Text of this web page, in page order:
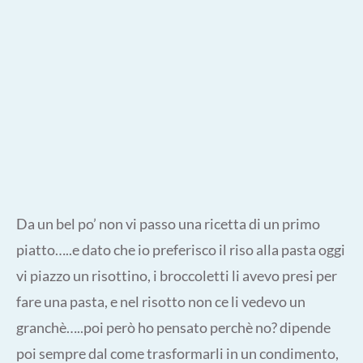
Da un bel po’ non vi passo una ricetta di un primo
piatto…..e dato che io preferisco il riso alla pasta oggi
vi piazzo un risottino, i broccoletti li avevo presi per
fare una pasta, e nel risotto non ce li vedevo un
granchè…..poi però ho pensato perchè no? dipende
poi sempre dal come trasformarli in un condimento,